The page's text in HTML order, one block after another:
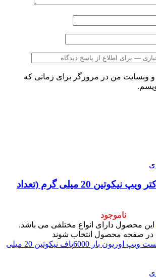
و وبسایت من در مرورگر برای زمانی که
پاد یکبارمصرف دکتر ویپ نیکوتین 20 میلی گرم (تعداد
ناموجود
این محصول دارای انواع مختلفی می باشد.
در صفحه محصول انتخاب شوند